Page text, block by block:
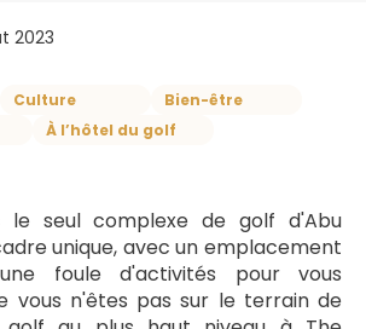
2023
Culture
Bien-être
À l’hôtel du golf
le seul complexe de golf d'Abu
unique, avec un emplacement
foule d'activités pour vous
vous n'êtes pas sur le terrain de